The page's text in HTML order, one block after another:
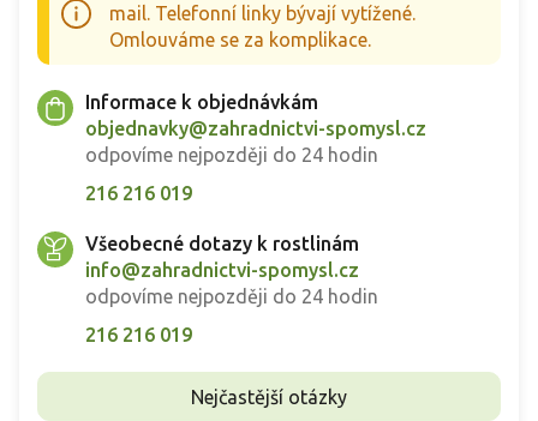
mail. Telefonní linky bývají vytížené.
Omlouváme se za komplikace.
Informace k objednávkám
objednavky@zahradnictvi-spomysl.cz
odpovíme nejpozději do 24 hodin
216 216 019
Všeobecné dotazy k rostlinám
info@zahradnictvi-spomysl.cz
odpovíme nejpozději do 24 hodin
216 216 019
Nejčastější otázky